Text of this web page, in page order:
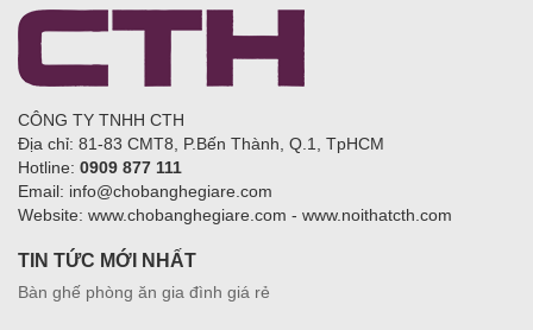
CÔNG TY TNHH CTH
Địa chỉ: 81-83 CMT8, P.Bến Thành, Q.1, TpHCM
Hotline: 0909 877 111
Email: info@chobanghegiare.com
Website: www.chobanghegiare.com - www.noithatcth.com
TIN TỨC MỚI NHẤT
Bàn ghế phòng ăn gia đình giá rẻ